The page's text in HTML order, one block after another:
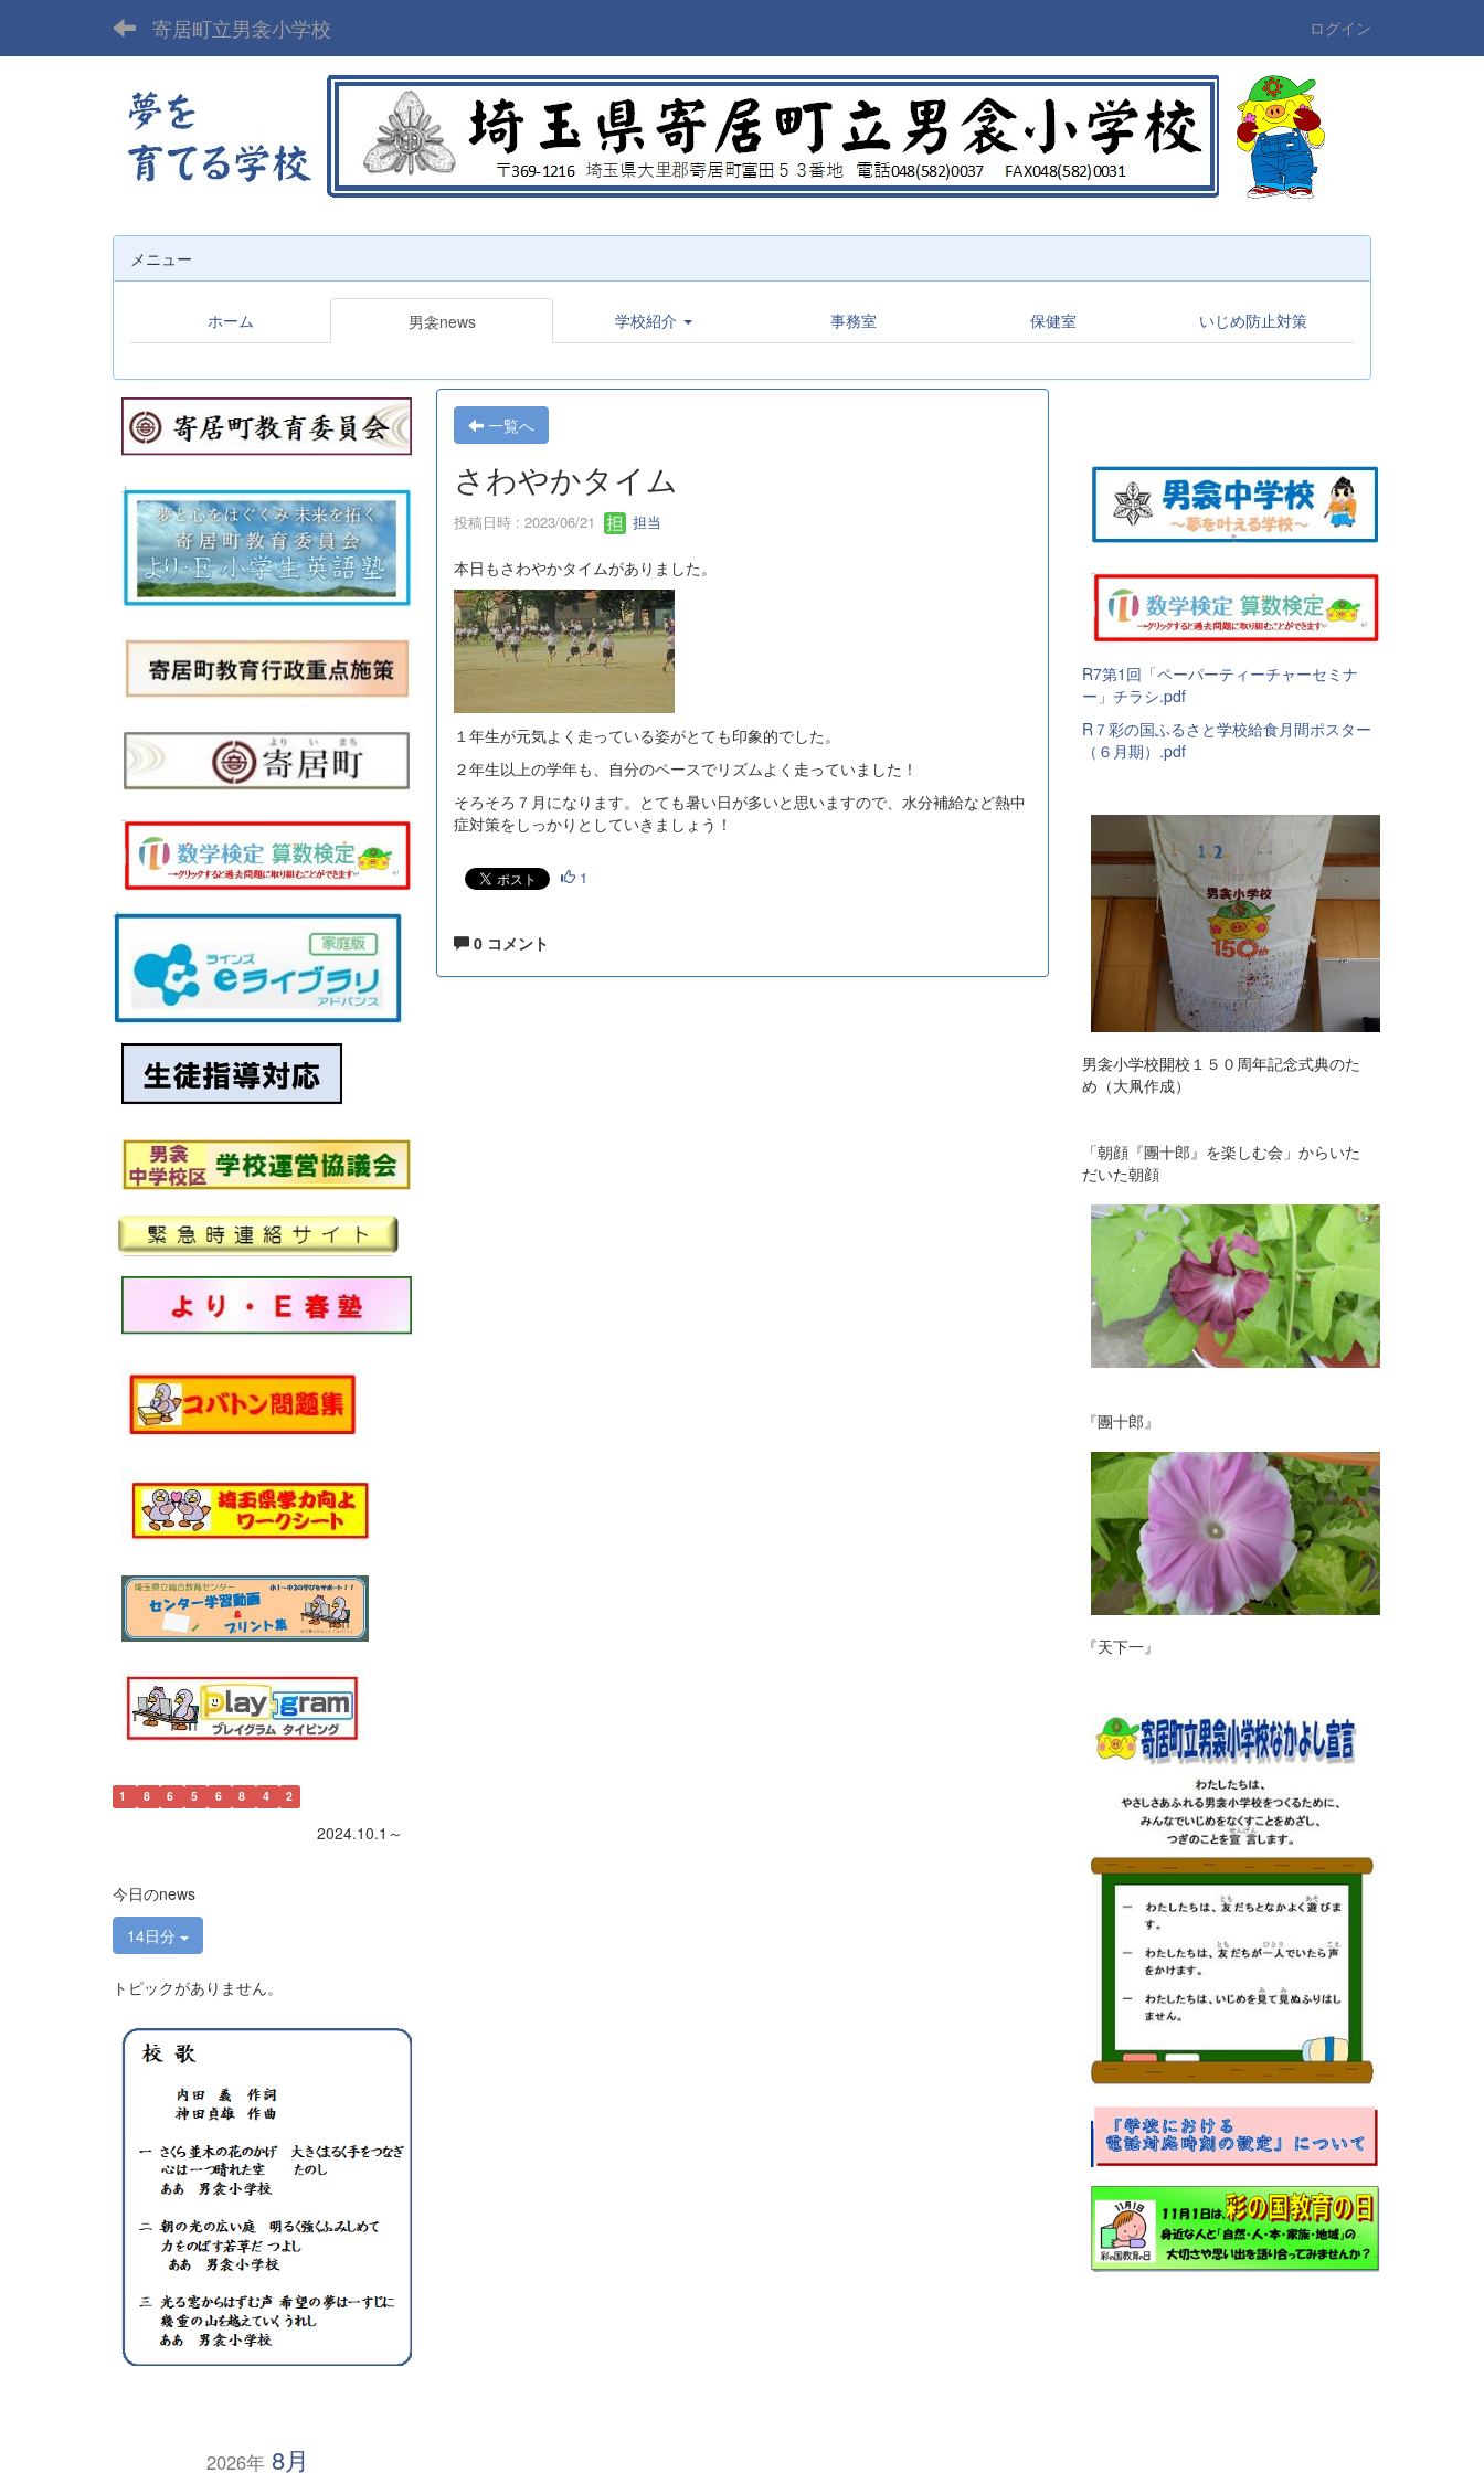
寄居町立男衾小学校 ログイン
メニュー
ホーム 男衾news 学校紹介 事務室 保健室 いじめ防止対策
一覧へ
さわやかタイム
投稿日時 : 2023/06/21 担当
本日もさわやかタイムがありました。
１年生が元気よく走っている姿がとても印象的でした。
２年生以上の学年も、自分のペースでリズムよく走っていました！
そろそろ７月になります。とても暑い日が多いと思いますので、水分補給など熱中
症対策をしっかりとしていきましょう！
1
0 コメント
1 8 6 5 6 8 4 2
2024.10.1～
今日のnews
14日分
トピックがありません。
2026年8月
R7第1回「ペーパーティーチャーセミナ
ー」チラシ.pdf
R７彩の国ふるさと学校給食月間ポスター
（６月期）.pdf
男衾小学校開校１５０周年記念式典のた
め（大凧作成）
「朝顔『團十郎』を楽しむ会」からいた
だいた朝顔
『團十郎』
『天下一』